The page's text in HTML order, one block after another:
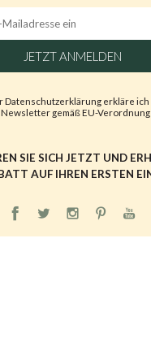
JETZT ANMELDEN
Datenschutzerklärung erkläre ich
gemäß EU-Verordnung
SIE SICH JETZT UND
AUF IHREN ERSTEN